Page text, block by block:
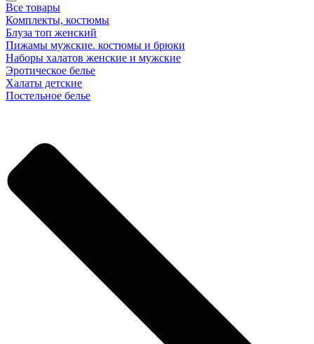
Все товары
Комплекты, костюмы
Блуза топ женский
Пижамы мужские. костюмы и брюки
Наборы халатов женские и мужские
Эротическое белье
Халаты детские
Постельное белье